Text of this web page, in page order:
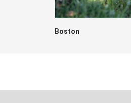
Boston